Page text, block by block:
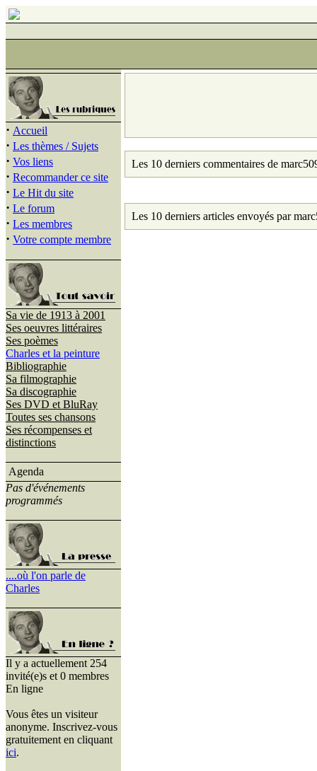
· Accueil
· Les thèmes / Sujets
· Vos liens
· Recommander ce site
· Le Hit du site
· Le forum
· Les membres
· Votre compte membre
Sa vie de 1913 à 2001
Ses oeuvres littéraires
Ses poèmes
Charles et la peinture
Bibliographie
Sa filmographie
Sa discographie
Ses DVD et BluRay
Toutes ses chansons
Ses récompenses et
distinctions
Agenda
Pas d'événements
programmés
....où l'on parle de
Charles
Il y a actuellement 254
invité(e)s et 0 membres
En ligne
Vous êtes un visiteur
anonyme. Inscrivez-vous
gratuitement en cliquant
ici.
Les 10 derniers commentaires de
Les 10 derniers articles envoyés par